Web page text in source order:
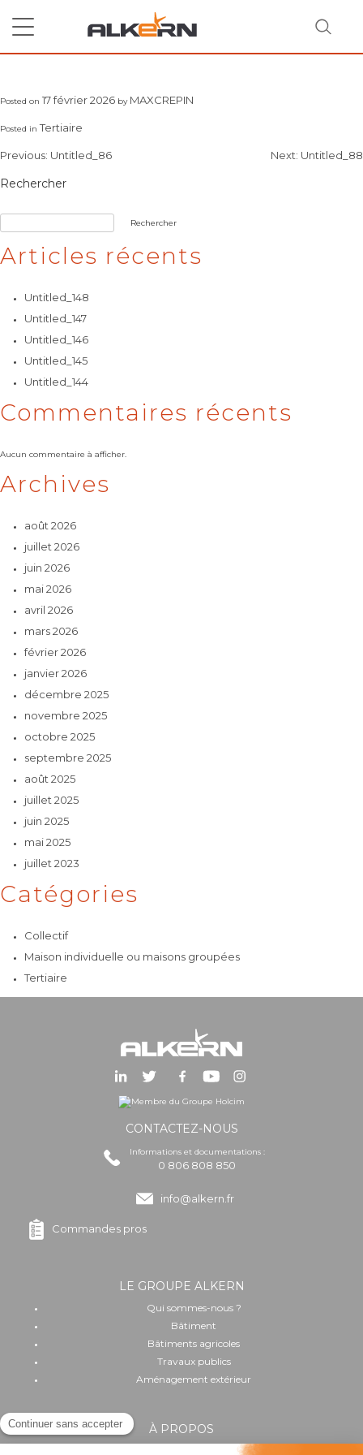
content
RECHERCHER
Posted on 17 février 2026 by MAXCREPIN
Posted inTertiaire
Navigation
de
Previous: Untitled_86 Next: Untitled_88
Rechercher
Rechercher
Articles récents
Untitled_148
Untitled_147
Untitled_146
Untitled_145
Untitled_144
Commentaires récents
Aucun commentaire à afficher.
Archives
août 2026
juillet 2026
juin 2026
mai 2026
avril 2026
mars 2026
février 2026
janvier 2026
décembre 2025
novembre 2025
octobre 2025
septembre 2025
août 2025
juillet 2025
juin 2025
mai 2025
juillet 2023
Catégories
Collectif
Maison individuelle ou maisons groupées
Tertiaire
CONTACTEZ-NOUS
Informations et documentations :
0 806 808 850
info@alkern.fr
Commandes pros
LE GROUPE ALKERN
Qui sommes-nous ?
Bâtiment
Bâtiments agricoles
Travaux publics
Aménagement extérieur
À PROPOS